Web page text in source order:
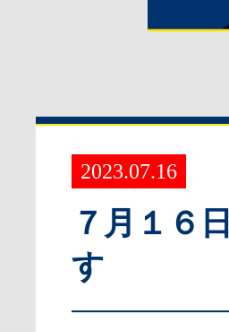
2023.07.16
７月１６
す